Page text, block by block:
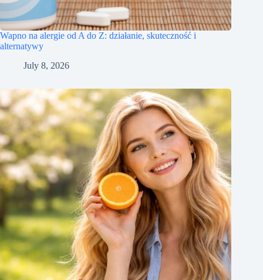
Wapno na alergie od A do Z: działanie, skuteczność i
alternatywy
July 8, 2026